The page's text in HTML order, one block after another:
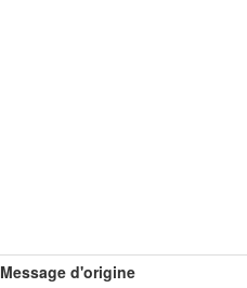
Message d'origine